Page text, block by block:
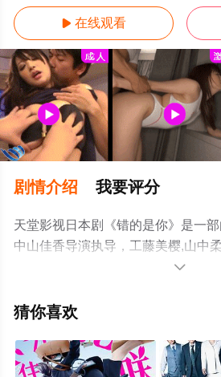
 在线观看
剧情介绍 我要评分
天堂影视日本剧《错的是你》是一
中山佳香导演执导，工藤美樱,山中
帆,高田里穗等演员精彩演绎的日本
信息可移步至豆瓣电视剧、电视猫或

猜你喜欢